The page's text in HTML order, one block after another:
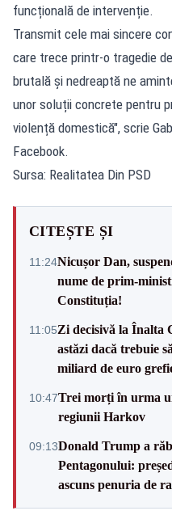
funcțională de intervenție.
Transmit cele mai sincere
care trece printr-o tragedie
brutală și nedreaptă ne
unor soluții concrete pentru
violență domestică", scrie
Facebook.
Sursa: Realitatea Din PSD
CITEȘTE ȘI
11:24Nicușor Dan,
nume de prim-
Constituția!
11:05Zi decisivă la Înalta
astăzi dacă trebuie
miliard de euro
10:47Trei morți în urma
regiunii Harkov
09:13Donald Trump a
Pentagonului:
ascuns penuria de